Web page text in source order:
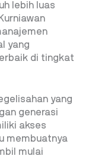
lebih luas
yang
di tingkat
yang
generasi
akses
membuatnya
mulai